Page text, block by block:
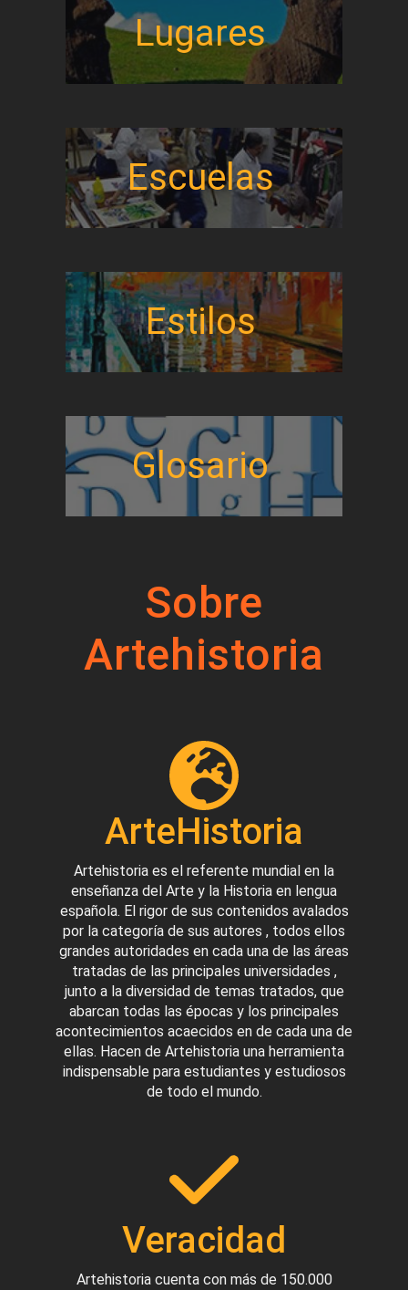
Lugares
Escuelas
Estilos
Glosario
Sobre
Artehistoria
ArteHistoria
Artehistoria es el referente mundial en la
enseñanza del Arte y la Historia en lengua
española. El rigor de sus contenidos avalados
por la categoría de sus autores , todos ellos
grandes autoridades en cada una de las áreas
tratadas de las principales universidades ,
junto a la diversidad de temas tratados, que
abarcan todas las épocas y los principales
acontecimientos acaecidos en de cada una de
ellas. Hacen de Artehistoria una herramienta
indispensable para estudiantes y estudiosos
de todo el mundo.
Veracidad
Artehistoria cuenta con más de 150.000